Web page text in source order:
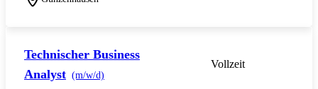
Technischer Business
Analyst (m/w/d)
Vollzeit